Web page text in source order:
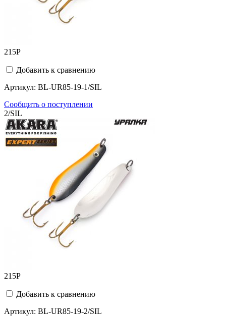
215Р
Добавить к сравнению
Артикул: BL-UR85-19-1/SIL
Сообщить о поступлении
2/SIL
215Р
Добавить к сравнению
Артикул: BL-UR85-19-2/SIL